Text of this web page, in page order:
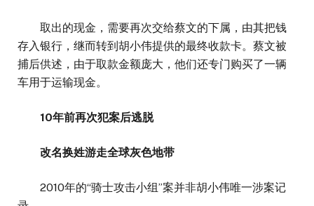
取出的现金，需要再次交给蔡文的下属，由其把钱
存入银行，继而转到胡小伟提供的最终收款卡。蔡文被
捕后供述，由于取款金额庞大，他们还专门购买了一辆
车用于运输现金。
10年前再次犯案后逃脱
改名换姓游走全球灰色地带
2010年的“骑士攻击小组”案并非胡小伟唯一涉案记